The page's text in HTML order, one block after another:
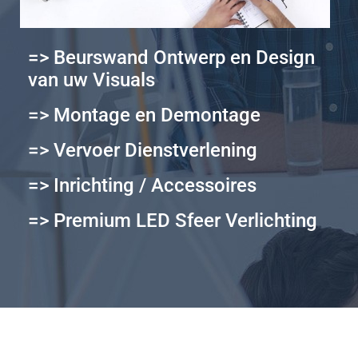
=> Beurswand Ontwerp en Design
van uw Visuals
=> Montage en Demontage
=> Vervoer Dienstverlening
=> Inrichting / Accessoires
=> Premium LED Sfeer Verlichting